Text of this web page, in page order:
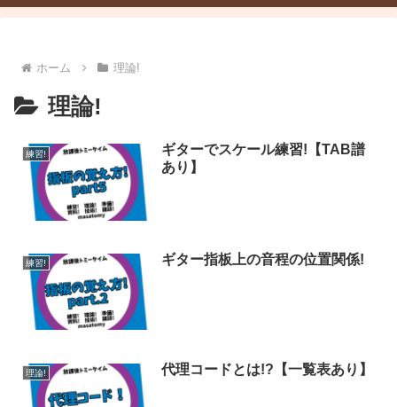
ホーム 理論!
理論!
練習!
ギターでスケール練習!【TAB譜
あり】
練習! ギター指板上の音程の位置関係!
理論! 代理コードとは!?【一覧表あり】